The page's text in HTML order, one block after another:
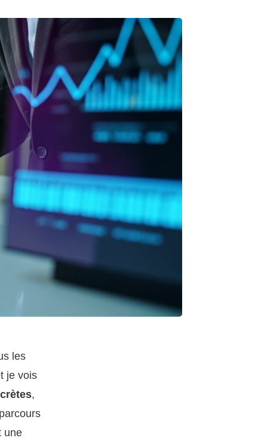
les
je vois
,
une